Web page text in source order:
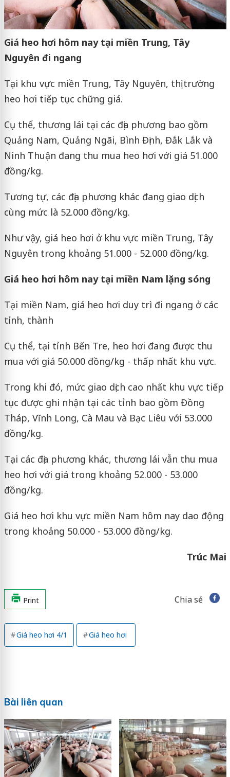
Giá heo hơi hôm nay tại miền Trung, Tây
Nguyên đi ngang
Tại khu vực miền Trung, Tây Nguyên, thị trường
heo hơi tiếp tục chững giá.
Cụ thể, thương lái tại các địa phương bao gồm
Quảng Nam, Quảng Ngãi, Bình Định, Đắk Lắk và
Ninh Thuận đang thu mua heo hơi với giá 51.000
đồng/kg.
Tương tự, các địa phương khác đang giao dịch
cùng mức là 52.000 đồng/kg.
Như vậy, giá heo hơi ở khu vực miền Trung, Tây
Nguyên trong khoảng 51.000 - 52.000 đồng/kg.
Giá heo hơi hôm nay tại miền Nam lặng sóng
Tại miền Nam, giá heo hơi duy trì đi ngang ở các
tỉnh, thành
Cụ thể, tại tỉnh Bến Tre, heo hơi đang được thu
mua với giá 50.000 đồng/kg - thấp nhất khu vực.
Trong khi đó, mức giao dịch cao nhất khu vực tiếp
tục được ghi nhận tại các tỉnh bao gồm Đồng
Tháp, Vĩnh Long, Cà Mau và Bạc Liêu với 53.000
đồng/kg.
Tại các địa phương khác, thương lái vẫn thu mua
heo hơi với giá trong khoảng 52.000 - 53.000
đồng/kg.
Giá heo hơi khu vực miền Nam hôm nay dao động
trong khoảng 50.000 - 53.000 đồng/kg.
Trúc Mai
Print Chia sẻ
Giá heo hơi 4/1 Giá heo hơi
Bài liên quan